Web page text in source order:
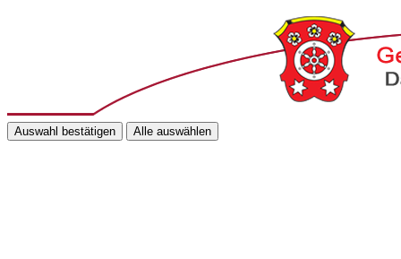
Auswahl bestätigen Alle auswählen